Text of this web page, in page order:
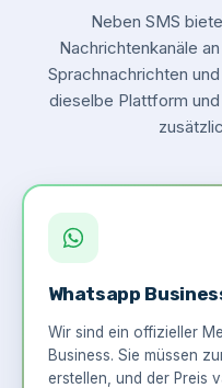
Neben SMS
Nachrichtenkanäle
Sprachnachrichten
dieselbe Plattform
Whatsapp
Wir sind ein offizieller
Business. Sie müssen
erstellen, und der Preis